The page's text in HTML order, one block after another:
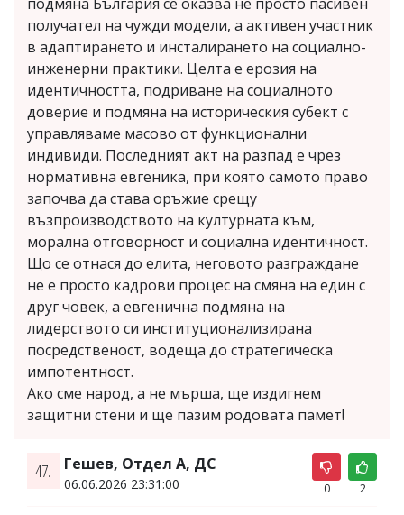
получател на чужди модели, а активен участник
в адаптирането и инсталирането на социално-
инженерни практики. Целта е ерозия на
идентичността, подриване на социалното
доверие и подмяна на историческия субект с
управляваме масово от функционални
индивиди. Последният акт на разпад е чрез
нормативна евгеника, при която самото право
започва да става оръжие срещу
възпроизводството на културната към,
морална отговорност и социална идентичност.
Що се отнася до елита, неговото разграждане
не е просто кадрови процес на смяна на един с
друг човек, а евгенична подмяна на
лидерството си институционализирана
посредственост, водеща до стратегическа
импотентност.
Ако сме народ, а не мърша, ще издигнем
защитни стени и ще пазим родовата памет!
47. Гешев, Отдел А, ДС
06.06.2026 23:31:00 0 2